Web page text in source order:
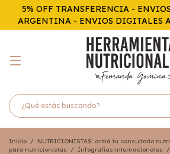
5% OFF TRANSFERENCIA -
ARGENTINA - ENVIOS DIGITALES
Inicio / NUTRICIONISTAS: armá tu consultorio
para nutricionistas
/ Infografías internacionales /